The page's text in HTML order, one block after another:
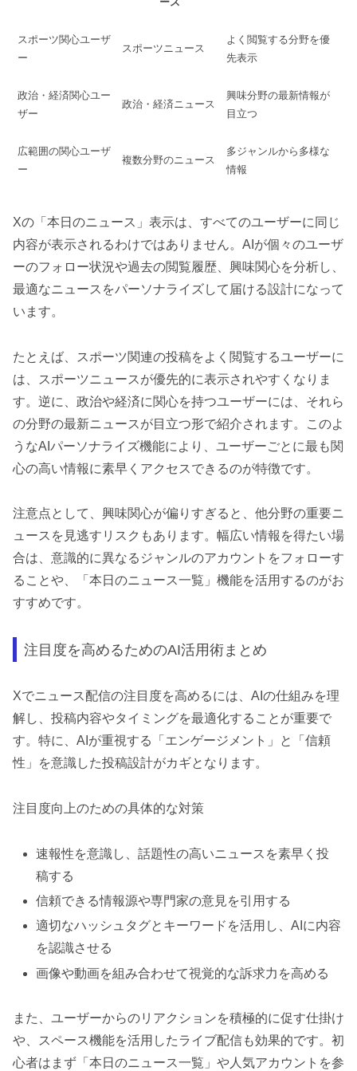
スポーツ関心ユーザ
ー
スポーツニュース
よく閲覧する分野を優
先表示
政治・経済関心ユー
ザー
政治・経済ニュース
興味分野の最新情報が
目立つ
広範囲の関心ユーザ
ー
複数分野のニュース
多ジャンルから多様な
情報
Xの「本日のニュース」表示は、すべてのユーザーに同じ
内容が表示されるわけではありません。AIが個々のユーザ
ーのフォロー状況や過去の閲覧履歴、興味関心を分析し、
最適なニュースをパーソナライズして届ける設計になって
います。
たとえば、スポーツ関連の投稿をよく閲覧するユーザーに
は、スポーツニュースが優先的に表示されやすくなりま
す。逆に、政治や経済に関心を持つユーザーには、それら
の分野の最新ニュースが目立つ形で紹介されます。このよ
うなAIパーソナライズ機能により、ユーザーごとに最も関
心の高い情報に素早くアクセスできるのが特徴です。
注意点として、興味関心が偏りすぎると、他分野の重要ニ
ュースを見逃すリスクもあります。幅広い情報を得たい場
合は、意識的に異なるジャンルのアカウントをフォローす
ることや、「本日のニュース一覧」機能を活用するのがお
すすめです。
注目度を高めるためのAI活用術まとめ
Xでニュース配信の注目度を高めるには、AIの仕組みを理
解し、投稿内容やタイミングを最適化することが重要で
す。特に、AIが重視する「エンゲージメント」と「信頼
性」を意識した投稿設計がカギとなります。
注目度向上のための具体的な対策
速報性を意識し、話題性の高いニュースを素早く投
稿する
信頼できる情報源や専門家の意見を引用する
適切なハッシュタグとキーワードを活用し、AIに内容
を認識させる
画像や動画を組み合わせて視覚的な訴求力を高める
また、ユーザーからのリアクションを積極的に促す仕掛け
や、スペース機能を活用したライブ配信も効果的です。初
心者はまず「本日のニュース一覧」や人気アカウントを参